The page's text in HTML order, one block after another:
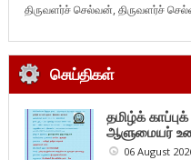
திருவளர்ச் செல்வன், திருவளர்ச்
செய்திகள்
தமிழ்க்
ஆளுமையர்
06 August